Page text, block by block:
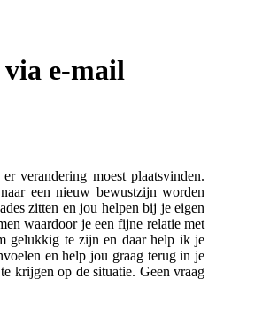
e-mail
verandering moest plaatsvinden.
een nieuw bewustzijn worden
zitten en jou helpen bij je eigen
waardoor je een fijne relatie met
gelukkig te zijn en daar help ik je
en help jou graag terug in je
krijgen op de situatie. Geen vraag